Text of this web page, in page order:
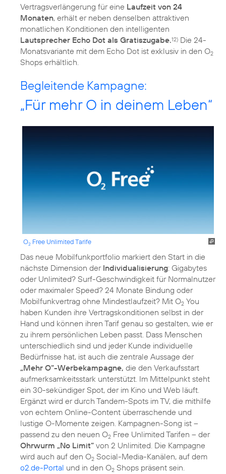
Vertragsverlängerung für eine Laufzeit von 24
Monaten, erhält er neben denselben attraktiven
monatlichen Konditionen den intelligenten
Lautsprecher Echo Dot als Gratiszugabe.12) Die 24-
Monatsvariante mit dem Echo Dot ist exklusiv in den O2
Shops erhältlich.
Begleitende Kampagne:
„Für mehr O in deinem Leben“
O2 Free Unlimited Tarife
Das neue Mobilfunkportfolio markiert den Start in die
nächste Dimension der Individualisierung: Gigabytes
oder Unlimited? Surf-Geschwindigkeit für Normalnutzer
oder maximaler Speed? 24 Monate Bindung oder
Mobilfunkvertrag ohne Mindestlaufzeit? Mit O2 You
haben Kunden ihre Vertragskonditionen selbst in der
Hand und können ihren Tarif genau so gestalten, wie er
zu ihrem persönlichen Leben passt. Dass Menschen
unterschiedlich sind und jeder Kunde individuelle
Bedürfnisse hat, ist auch die zentrale Aussage der
„Mehr O“-Werbekampagne, die den Verkaufsstart
aufmerksamkeitsstark unterstützt. Im Mittelpunkt steht
ein 30-sekündiger Spot, der im Kino und Web läuft.
Ergänzt wird er durch Tandem-Spots im TV, die mithilfe
von echtem Online-Content überraschende und
lustige O-Momente zeigen. Kampagnen-Song ist –
passend zu den neuen O2 Free Unlimited Tarifen – der
Ohrwurm „No Limit“ von 2 Unlimited. Die Kampagne
wird auch auf den O2 Social-Media-Kanälen, auf dem
o2.de-Portal und in den O2 Shops präsent sein.